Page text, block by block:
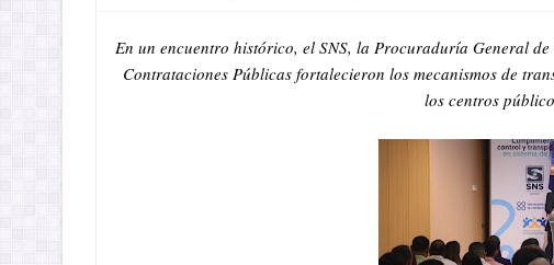
En un encuentro histórico, el SNS, la Procuraduría General
Contrataciones Públicas fortalecieron los mecanismos de
los centros